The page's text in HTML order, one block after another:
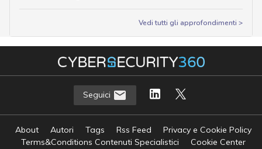
Vedi tutti gli approfondimenti >
Seguici
About Autori Tags Rss Feed
Privacy e Cookie Policy
Terms&Conditions Contenuti Specialistici
Cookie Center